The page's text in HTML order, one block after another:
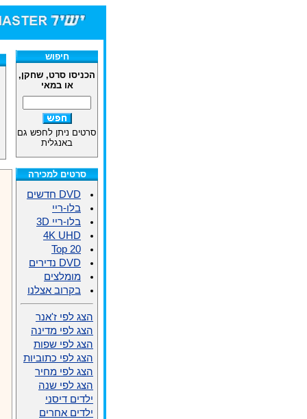
חיפוש
הכניסו סרט, שחקן,
או במאי
סרטים ניתן לחפש גם
באנגלית
סרטים למכירה
DVD חדשים
בלו-ריי
בלו-ריי 3D
4K UHD
Top 20
DVD נדירים
מומלצים
בקרוב אצלנו
הצג לפי ז'אנר
הצג לפי מדינה
הצג לפי שפות
הצג לפי כתוביות
הצג לפי מחיר
הצג לפי שנה
ילדים דיסני
ילדים אחרים